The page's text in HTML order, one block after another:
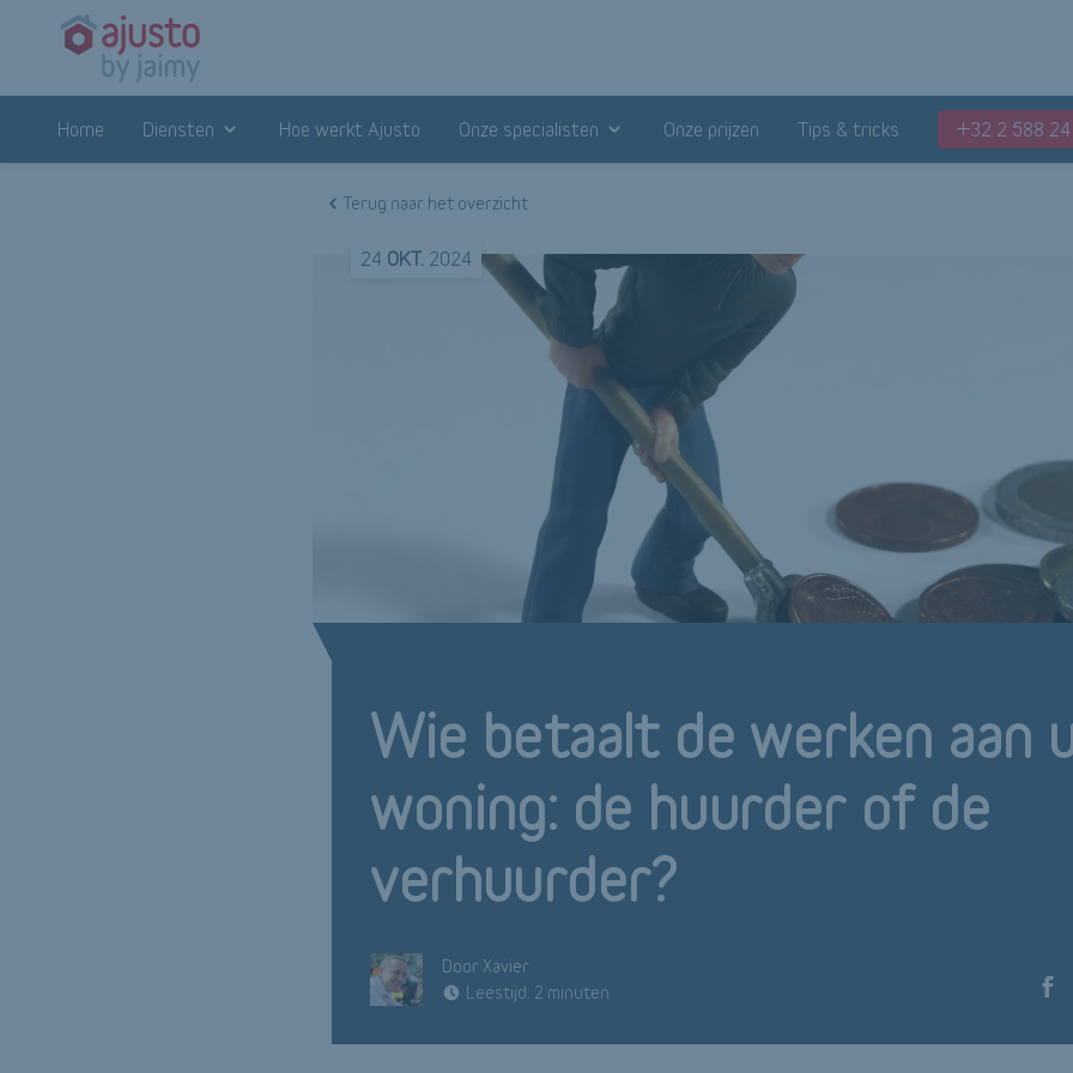
Home Diensten Hoe werkt Ajusto Onze specialisten Onze prijzen Tips & tricks +32 2 588
Terug naar het overzicht
24 OKT. 2024
Wie betaalt de werken aan
woning: de huurder of de
verhuurder?
Door Xavier
Leestijd: 2 minuten